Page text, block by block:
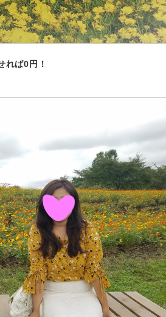
れば0円！